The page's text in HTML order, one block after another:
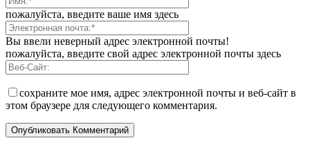
пожалуйста, введите ваше имя здесь
Вы ввели неверный адрес электронной почты!
пожалуйста, введите свой адрес электронной почты здесь
сохраните мое имя, адрес электронной почты и веб-сайт в
этом браузере для следующего комментария.